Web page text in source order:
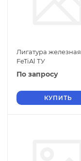
Лигатура железная
FeTiAl ТУ
По запросу
КУПИТЬ